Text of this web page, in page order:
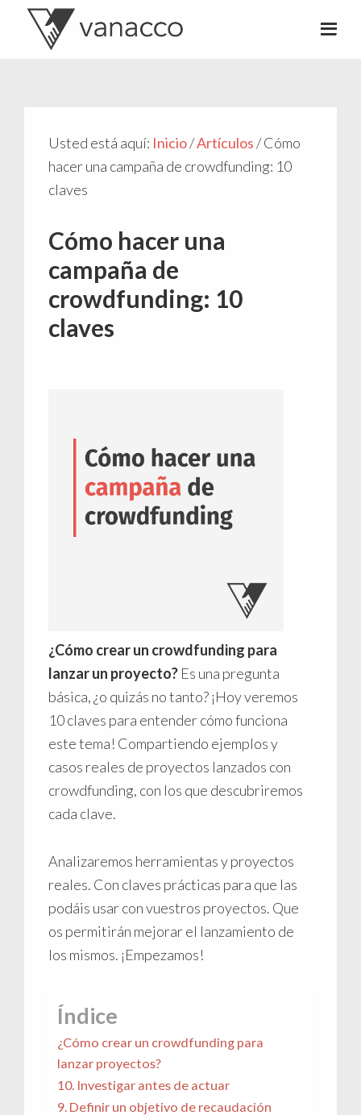
Usted está aquí: Inicio/Artículos/Cómo
hacer una campaña de crowdfunding: 10
claves
Cómo hacer una
campaña de
crowdfunding: 10
claves
¿Cómo crear un crowdfunding para
lanzar un proyecto? Es una pregunta
básica, ¿o quizás no tanto? ¡Hoy veremos
10 claves para entender cómo funciona
este tema! Compartiendo ejemplos y
casos reales de proyectos lanzados con
crowdfunding, con los que descubriremos
cada clave.
Analizaremos herramientas y proyectos
reales. Con claves prácticas para que las
podáis usar con vuestros proyectos. Que
os permitirán mejorar el lanzamiento de
los mismos. ¡Empezamos!
Índice
¿Cómo crear un crowdfunding para
lanzar proyectos?
10. Investigar antes de actuar
9. Definir un objetivo de recaudación